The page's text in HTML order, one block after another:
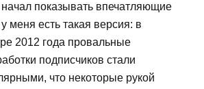
показывать впечатляющие
меня есть такая версия: в
2012 года провальные
подписчиков стали
что некоторые рукой